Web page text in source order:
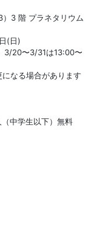
3 階 プラネタリウム
(日)
3/20〜3/31は13:00〜
なる場合があります
中学生以下）無料